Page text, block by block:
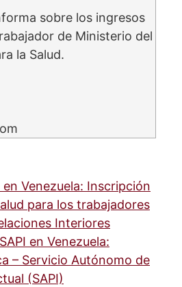
sobre los ingresos
de Ministerio del
la Salud.
en Venezuela: Inscripción
para los trabajadores
Interiores
en Venezuela:
– Servicio Autónomo de
(SAPI)